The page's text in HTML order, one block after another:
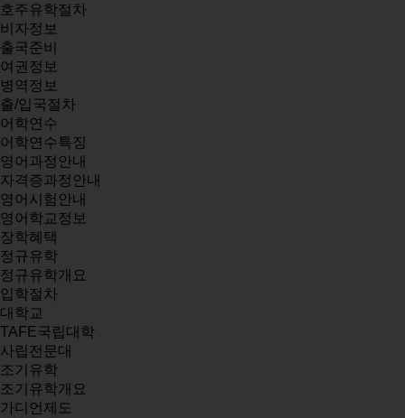
호주유학절차
비자정보
출국준비
여권정보
병역정보
출/입국절차
어학연수
어학연수특징
영어과정안내
자격증과정안내
영어시험안내
영어학교정보
장학혜택
정규유학
정규유학개요
입학절차
대학교
TAFE국립대학
사립전문대
조기유학
조기유학개요
가디언제도